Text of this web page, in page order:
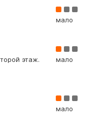
настольных игр и
игр;
с тематическим
стол стильными и
мало
этаж.
мало
мало